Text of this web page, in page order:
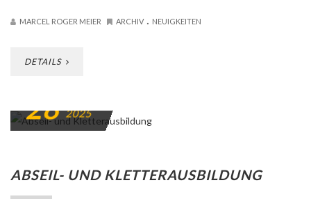
MARCEL ROGER MEIER ARCHIV . NEUIGKEITEN
DETAILS
28 2025
ABSEIL- UND KLETTERAUSBILDUNG